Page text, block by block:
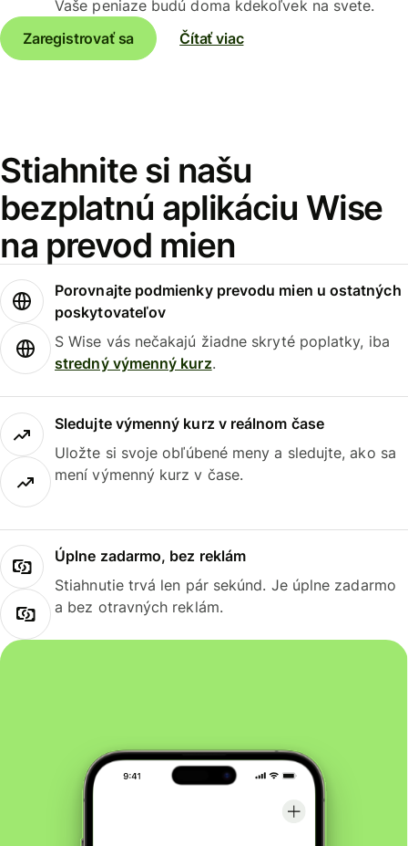
Vaše peniaze budú doma kdekoľvek na svete.
Zaregistrovať sa
Čítať viac
Stiahnite si našu
bezplatnú aplikáciu Wise
na prevod mien
Porovnajte podmienky prevodu mien u ostatných
poskytovateľov
S Wise vás nečakajú žiadne skryté poplatky, iba
stredný výmenný kurz.
Sledujte výmenný kurz v reálnom čase
Uložte si svoje obľúbené meny a sledujte, ako sa
mení výmenný kurz v čase.
Úplne zadarmo, bez reklám
Stiahnutie trvá len pár sekúnd. Je úplne zadarmo
a bez otravných reklám.